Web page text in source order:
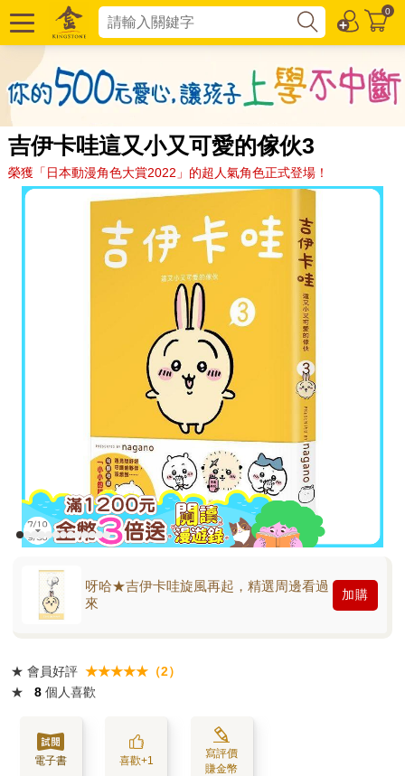
0
吉伊卡哇這又小又可愛的傢伙3
榮獲「日本動漫角色大賞2022」的超人氣角色正式登場！
呀哈★吉伊卡哇旋風再起，精選周邊看過
來
加購
★ 會員好評 ★★★★★（2）
★
8 個人喜歡
電子書 喜歡+1
寫評價
賺金幣